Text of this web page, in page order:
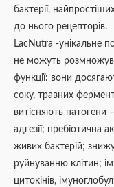
бактерії,
до нього рецепторів.
LacNutra -унікальне
не можуть
функції: вони
соку, травних
витісняють патогени
адгезії; пребіотична
живих бактерій;
руйнуванню клітин;
цитокінів,